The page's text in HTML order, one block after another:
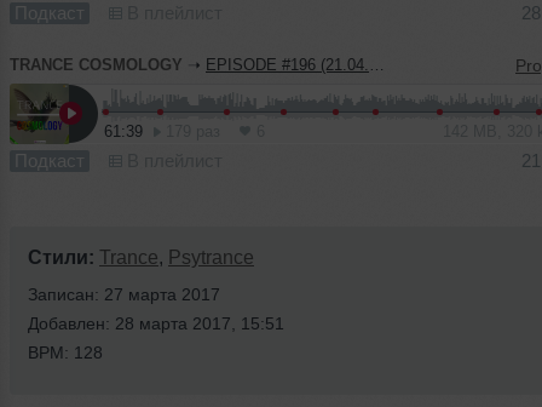
Подкаст
TRANCE COSMOLOGY ➝ EPISODE #196 (21.04.2023)
61:39
Подкаст
Стили: Trance, Psytrance
Записан: 27 марта 2017
Добавлен: 28 марта 2017, 15:51
BPM: 128